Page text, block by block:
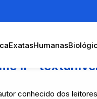
ExatasHumanas
II –
conhecido dos